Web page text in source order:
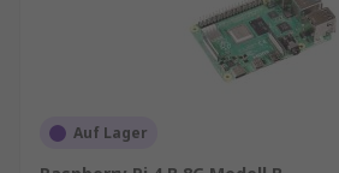
Auf Lager